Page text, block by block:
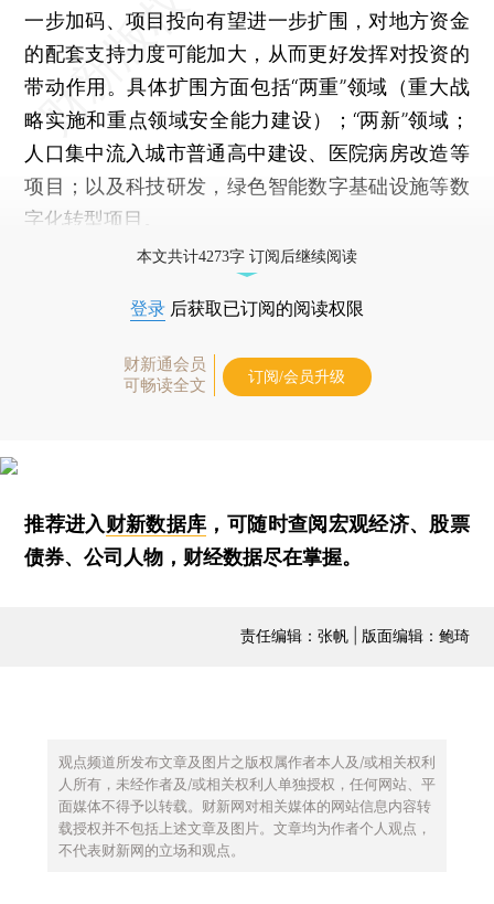
一步加码、项目投向有望进一步扩围，对地方资金
的配套支持力度可能加大，从而更好发挥对投资的
带动作用。具体扩围方面包括“两重”领域（重大战
略实施和重点领域安全能力建设）；“两新”领域；
人口集中流入城市普通高中建设、医院病房改造等
项目；以及科技研发，绿色智能数字基础设施等数
字化转型项目。
本文共计4273字 订阅后继续阅读
登录 后获取已订阅的阅读权限
财新通会员
可畅读全文
订阅/会员升级
推荐进入财新数据库 ，可随时查阅宏观经济、股票
债券、公司人物，财经数据尽在掌握。
责任编辑：张帆 | 版面编辑：鲍琦
观点频道所发布文章及图片之版权属作者本人及/或相关权利
人所有，未经作者及/或相关权利人单独授权，任何网站、平
面媒体不得予以转载。财新网对相关媒体的网站信息内容转
载授权并不包括上述文章及图片。文章均为作者个人观点，
不代表财新网的立场和观点。